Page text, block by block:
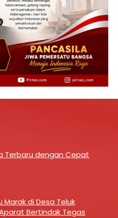
Terbaru dengan Cepat
di Desa Teluk
Bertindak Tegas